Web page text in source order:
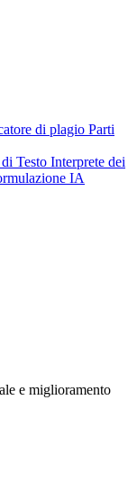
di plagio Parti
Testo Interprete dei
IA
e miglioramento